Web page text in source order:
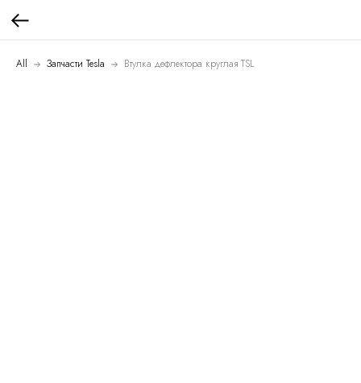
All Запчасти Tesla Втулка дефлектора круглая TSL